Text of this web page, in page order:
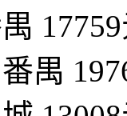
番禺